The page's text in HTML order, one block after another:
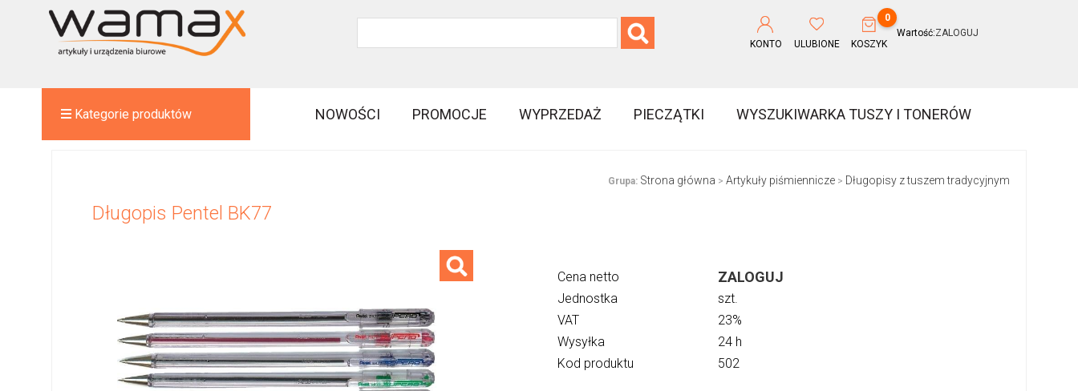
KONTO ULUBIONE
0
KOSZYK
Wartość:ZALOGUJ
Kategorie produktów NOWOŚCI PROMOCJE WYPRZEDAŻ PIECZĄTKI WYSZUKIWARKA TUSZY I TONERÓW
Grupa: Strona główna > Artykuły piśmiennicze> Długopisy z tuszem tradycyjnym
Długopis Pentel BK77
Cena netto ZALOGUJ
Jednostka
szt.
VAT
23%
Wysyłka
24 h
Kod produktu
502